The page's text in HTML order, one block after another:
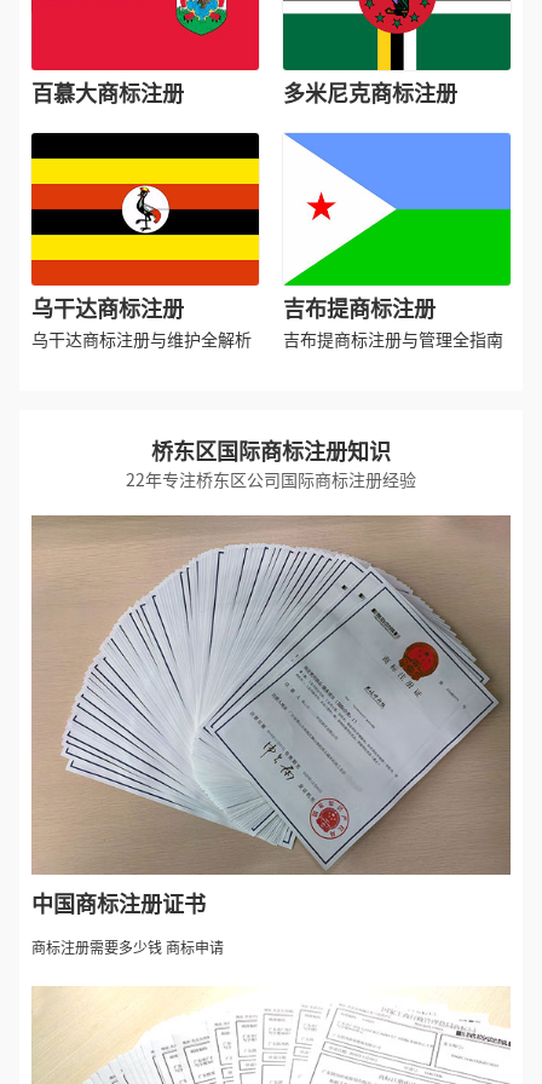
百慕大商标注册 多米尼克商标注册
乌干达商标注册
乌干达商标注册与维护全解析
吉布提商标注册
吉布提商标注册与管理全指南
桥东区国际商标注册知识
22年专注桥东区公司国际商标注册经验
中国商标注册证书
商标注册需要多少钱 商标申请